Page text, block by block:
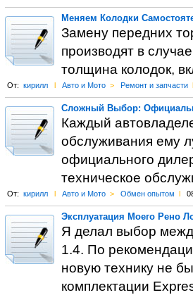
Меняем Колодки
Замену передних
производят в
толщина колодок,
От: кирилл l Авто и Мото > Ремонт и запчасти l
Сложный Выбор:
Каждый
обслуживания ему
официального
техническое
От: кирилл l Авто и Мото > Обмен опытом l
Эксплуатация Моего Рено
Я делал выбор
1.4. По
новую технику не
комплектации